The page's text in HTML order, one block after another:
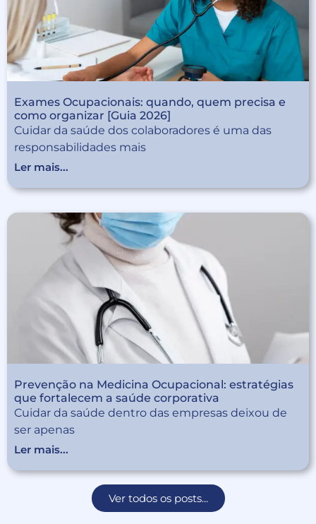
Exames Ocupacionais: quando, quem precisa e
como organizar [Guia 2026]
Cuidar da saúde dos colaboradores é uma das
responsabilidades mais
Ler mais...
Prevenção na Medicina Ocupacional: estratégias
que fortalecem a saúde corporativa
Cuidar da saúde dentro das empresas deixou de
ser apenas
Ler mais...
Ver todos os posts...